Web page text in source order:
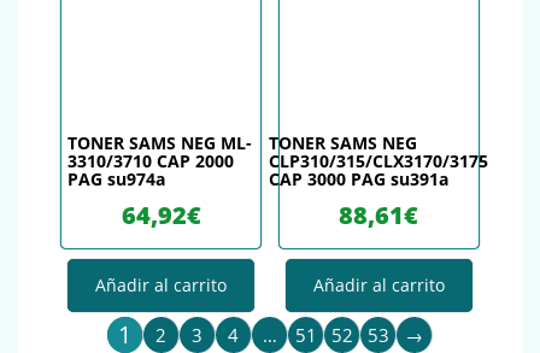
TONER SAMS NEG ML-
3310/3710 CAP 2000
PAG su974a
64,92€
Añadir al carrito
TONER SAMS NEG
CLP310/315/CLX3170/3175
CAP 3000 PAG su391a
88,61€
Añadir al carrito
1 2 3 4 … 51 52 53 →